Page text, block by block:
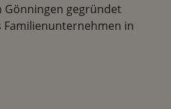
Gönningen gegründet
Familienunternehmen in